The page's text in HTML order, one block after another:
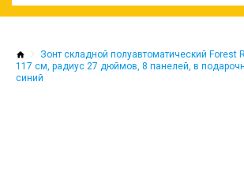
Зонт складной полуавтоматический Forest
117 см, радиус 27 дюймов, 8 панелей, в
синий